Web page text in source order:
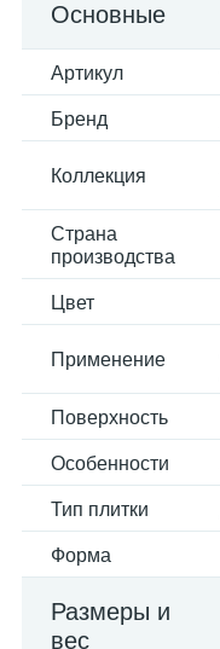
Основные
Артикул
Бренд
Коллекция
Страна
производства
Цвет
Применение
Поверхность
Особенности
Тип плитки
Форма
Размеры и
вес